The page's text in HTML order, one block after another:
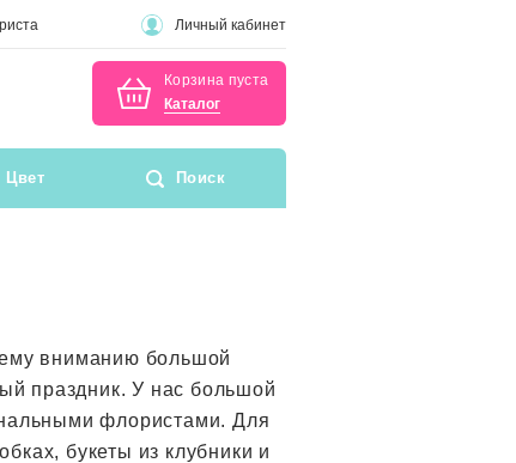
Личный кабинет
Корзина пуста
Каталог
Цвет Поиск
вниманию большой
праздник. У нас большой
флористами. Для
букеты из клубники и